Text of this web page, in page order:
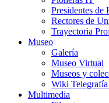
Presidentes de
Rectores de
Trayectoria
Museo
Galería
Museo Virtual
Museos y
Wiki
Multimedia